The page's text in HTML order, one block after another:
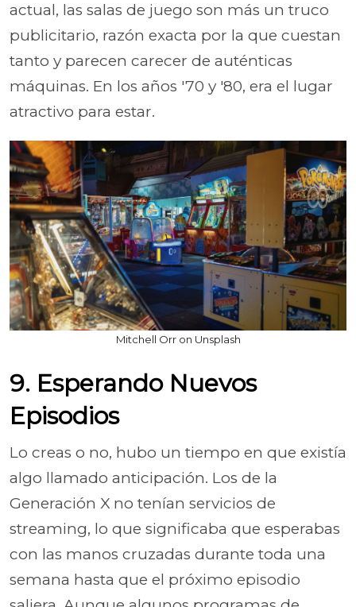
actual, las salas de juego son más un truco
publicitario, razón exacta por la que cuestan
tanto y parecen carecer de auténticas
máquinas. En los años '70 y '80, era el lugar
atractivo para estar.
Mitchell Orr on Unsplash
9. Esperando Nuevos
Episodios
Lo creas o no, hubo un tiempo en que existía
algo llamado anticipación. Los de la
Generación X no tenían servicios de
streaming, lo que significaba que esperabas
con las manos cruzadas durante toda una
semana hasta que el próximo episodio